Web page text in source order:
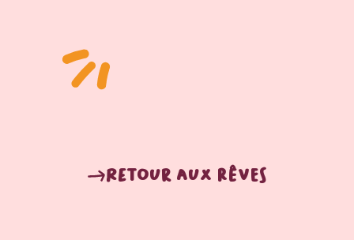
Retour aux rêves